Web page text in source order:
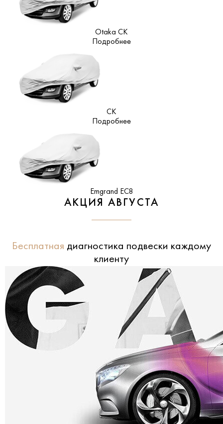
Otaka CK
Подробнее
CK
Подробнее
Emgrand EC8
АКЦИЯ АВГУСТА
Бесплатная диагностика подвески каждому
клиенту